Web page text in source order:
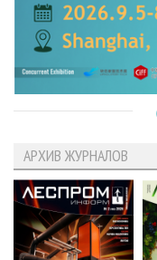
АРХИВ ЖУРНАЛОВ